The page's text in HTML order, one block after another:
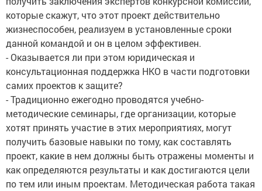
которые скажут, что этот проект действительно
жизнеспособен, реализуем в установленные сроки
данной командой и он в целом эффективен.
- Оказывается ли при этом юридическая и
консультационная поддержка НКО в части подготовки
самих проектов к защите?
- Традиционно ежегодно проводятся учебно-
методические семинары, где организации, которые
хотят принять участие в этих мероприятиях, могут
получить базовые навыки по тому, как составлять
проект, какие в нем должны быть отражены моменты и
как определяются результаты и как достигаются цели
по тем или иным проектам. Методическая работа такая